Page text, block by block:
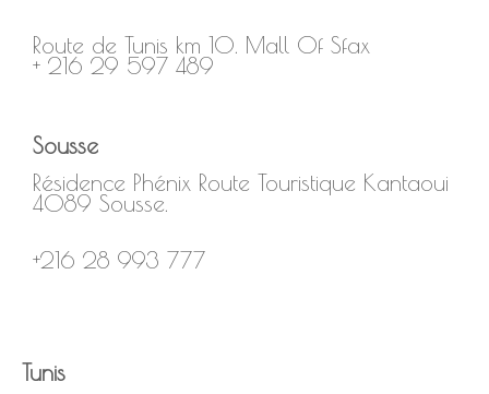
Route de Tunis km 10. Mall Of Sfax
+ 216 29 597 489
Sousse
Résidence Phénix Route Touristique Kantaoui
4089 Sousse.
+216 28 993 777
Tunis